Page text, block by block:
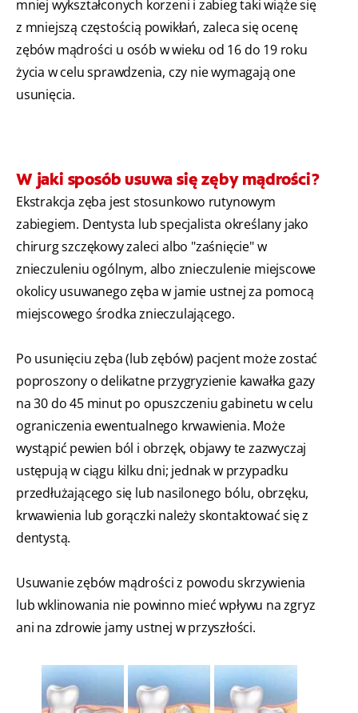
mniej wykształconych korzeni i zabieg taki wiąże się
z mniejszą częstością powikłań, zaleca się ocenę
zębów mądrości u osób w wieku od 16 do 19 roku
życia w celu sprawdzenia, czy nie wymagają one
usunięcia.
W jaki sposób usuwa się zęby mądrości?
Ekstrakcja zęba jest stosunkowo rutynowym
zabiegiem. Dentysta lub specjalista określany jako
chirurg szczękowy zaleci albo "zaśnięcie" w
znieczuleniu ogólnym, albo znieczulenie miejscowe
okolicy usuwanego zęba w jamie ustnej za pomocą
miejscowego środka znieczulającego.
Po usunięciu zęba (lub zębów) pacjent może zostać
poproszony o delikatne przygryzienie kawałka gazy
na 30 do 45 minut po opuszczeniu gabinetu w celu
ograniczenia ewentualnego krwawienia. Może
wystąpić pewien ból i obrzęk, objawy te zazwyczaj
ustępują w ciągu kilku dni; jednak w przypadku
przedłużającego się lub nasilonego bólu, obrzęku,
krwawienia lub gorączki należy skontaktować się z
dentystą.
Usuwanie zębów mądrości z powodu skrzywienia
lub wklinowania nie powinno mieć wpływu na zgryz
ani na zdrowie jamy ustnej w przyszłości.